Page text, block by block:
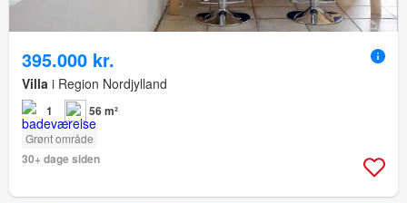
395.000 kr.
Villa i Region Nordjylland
1 56 m²
Grønt område
30+ dage siden